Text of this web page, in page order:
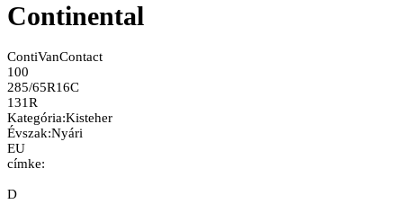
Continental
ContiVanContact
100
285/65R16C
131R
Kategória:Kisteher
Évszak:Nyári
EU
címke:
D